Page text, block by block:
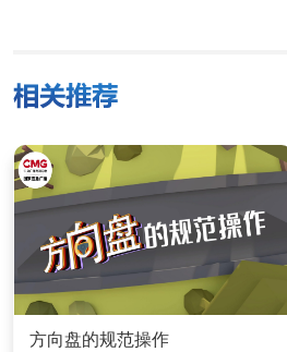
方向盘的规范操作